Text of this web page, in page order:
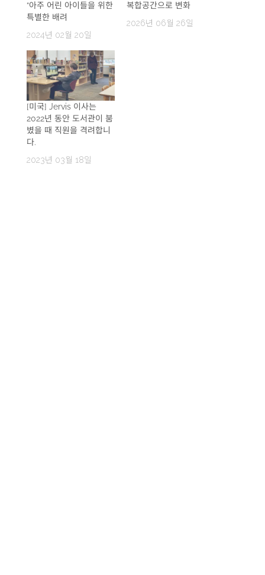
“아주 어린 아이들을 위한
특별한 배려
2024년 02월 20일
복합공간으로 변화
2026년 06월 26일
[미국] Jervis 이사는
2022년 동안 도서관이 붐
볐을 때 직원을 격려합니
다.
2023년 03월 18일